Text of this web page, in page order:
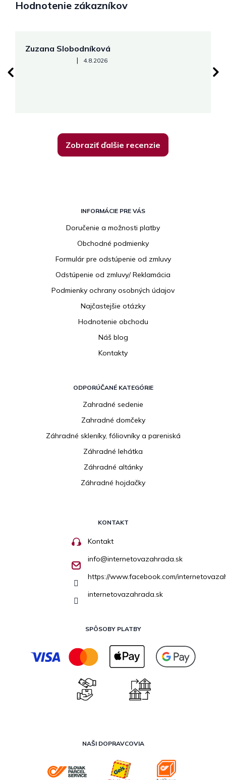
Hodnotenie zákazníkov
Zuzana Slobodníková
Hodnotenie obchodu je 5 z 5 hviezdičiek.
| 4.8.2026
Zobraziť ďalšie recenzie
INFORMÁCIE PRE VÁS
Doručenie a možnosti platby
Obchodné podmienky
Formulár pre odstúpenie od zmluvy
Odstúpenie od zmluvy/ Reklamácia
Podmienky ochrany osobných údajov
Najčastejšie otázky
Hodnotenie obchodu
Náš blog
Kontakty
ODPORÚČANÉ KATEGÓRIE
Zahradné sedenie
Zahradné domčeky
Záhradné skleníky, fóliovníky a pareniská
Záhradné lehátka
Záhradné altánky
Záhradné hojdačky
KONTAKT
Kontakt
info@internetovazahrada.sk
https://www.facebook.com/
internetovazahrada.sk
SPÔSOBY PLATBY
NAŠI DOPRAVCOVIA